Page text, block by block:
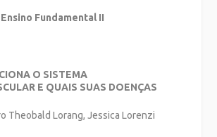
Fundamental II
O SISTEMA
E QUAIS SUAS DOENÇAS
Theobald Lorang, Jessica Lorenzi